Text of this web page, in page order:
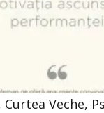
Curtea Veche,